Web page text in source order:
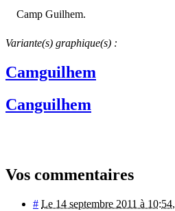
Camp Guilhem.
Variante(s) graphique(s) :
Camguilhem
Canguilhem
Vos commentaires
# Le 14 septembre 2011 à 10:54,